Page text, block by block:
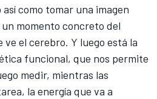
así como tomar una imagen
momento concreto del
ve el cerebro. Y luego está la
funcional, que nos permite
medir, mientras las
la energía que va a